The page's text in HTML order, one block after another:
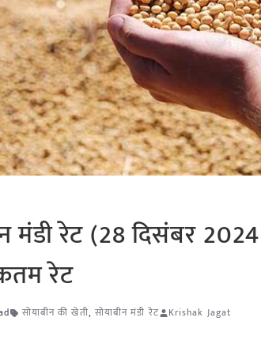
मंडी रेट (28 दिसंबर
रेट
सोयाबीन की खेती, सोयाबीन मंडी रेट Krishak Jagat